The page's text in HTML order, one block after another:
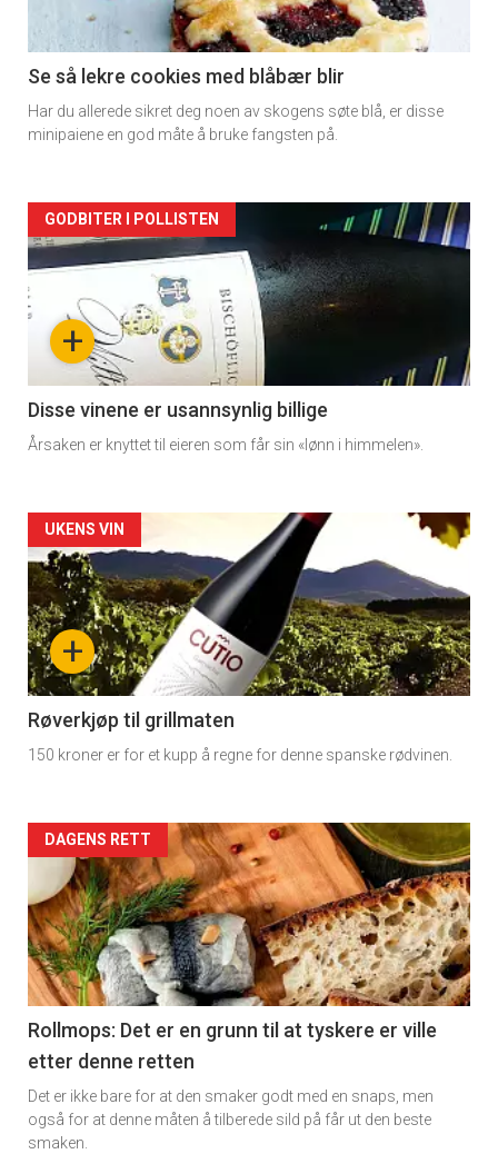
section
11
Se så lekre cookies med blåbær blir
Har du allerede sikret deg noen av skogens søte blå, er disse
minipaiene en god måte å bruke fangsten på.
Artikler
detail
-
section
11
Dagens
rett
+
GODBITER I POLLISTEN
Disse vinene er usannsynlig billige
Årsaken er knyttet til eieren som får sin «lønn i himmelen».
Artikler
detail
-
section
11
Dagens
rett
2
+
UKENS VIN
Røverkjøp til grillmaten
150 kroner er for et kupp å regne for denne spanske rødvinen.
Artikler
detail
-
section
11
Ukens
vin
DAGENS RETT
Rollmops: Det er en grunn til at tyskere er ville
etter denne retten
Det er ikke bare for at den smaker godt med en snaps, men
også for at denne måten å tilberede sild på får ut den beste
smaken.